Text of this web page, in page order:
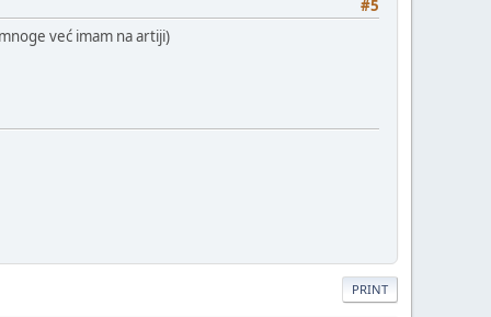
#5
već imam na artiji)
PRINT